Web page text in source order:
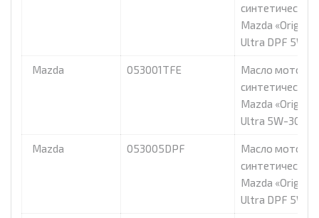
синтетическое
Mazda «Original
Ultra DPF 5W-
Mazda 053001TFE
Масло
синтетическое
Mazda «Original
Ultra 5W-30», 1л
Mazda 053005DPF
Масло
синтетическое
Mazda «Original
Ultra DPF 5W-